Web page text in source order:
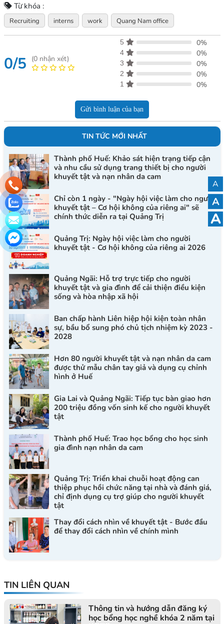
Từ khóa :
Recruiting interns work Quang Nam office
0/5 (0nhận xét)
5 0%
4 0%
3 0%
2 0%
1 0%
Gửi bình luận của bạn
TIN TỨC MỚI NHẤT
Thành phố Huế: Khảo sát hiện trạng tiếp cận
và nhu cầu sử dụng trang thiết bị cho người
khuyết tật và nạn nhân da cam
Chỉ còn 1 ngày - "Ngày hội việc làm cho người
khuyết tật – Cơ hội không của riêng ai" sẽ
chính thức diễn ra tại Quảng Trị
Quảng Trị: Ngày hội việc làm cho người
khuyết tật - Cơ hội không của riêng ai 2026
Quảng Ngãi: Hỗ trợ trực tiếp cho người
khuyết tật và gia đình để cải thiện điều kiện
sống và hòa nhập xã hội
Ban chấp hành Liên hiệp hội kiện toàn nhân
sự, bầu bổ sung phó chủ tịch nhiệm kỳ 2023 -
2028
Hơn 80 người khuyết tật và nạn nhân da cam
được thử mẫu chân tay giả và dụng cụ chỉnh
hình ở Huế
Gia Lai và Quảng Ngãi: Tiếp tục bàn giao hơn
200 triệu đồng vốn sinh kế cho người khuyết
tật
Thành phố Huế: Trao học bổng cho học sinh
gia đình nạn nhân da cam
Quảng Trị: Triển khai chuỗi hoạt động can
thiệp phục hồi chức năng tại nhà và đánh giá,
chỉ định dụng cụ trợ giúp cho người khuyết
tật
Thay đổi cách nhìn về khuyết tật - Bước đầu
để thay đổi cách nhìn về chính mình
TIN LIÊN QUAN
Thông tin và hướng dẫn đăng ký
học bổng học nghề khóa 2 năm tại
A
A
A